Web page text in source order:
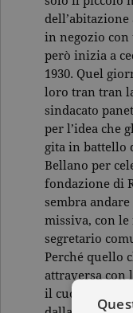
in negozio
però inizia a
1930. Quel
loro tran tran
sindacato
per l’idea che
gita in battello
Bellano per
fondazione di
sembra andare
missiva, con
segretario
Perché quello
attraversa con
il cuore di